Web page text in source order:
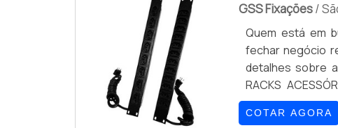
GSS Fixações/
Quem está em
fechar negócio
detalhes sobre a
RACKS
empresa
calha com 8
COTAR AGORA